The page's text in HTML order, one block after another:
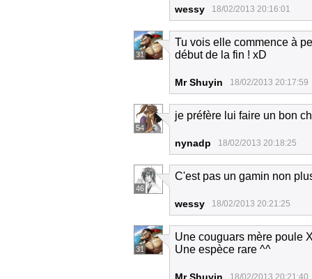
wessy 18/02/2013 20:16:01
31
Tu vois elle commence à
début de la fin ! xD
Mr Shuyin 18/02/2013 20:17:59
54
je préfère lui faire un bon
nynadp 18/02/2013 20:18:25
46
C'est pas un gamin non
wessy 18/02/2013 20:21:25
31
Une couguars mère poule
Une espèce rare ^^
18/02/2013 20:21:40